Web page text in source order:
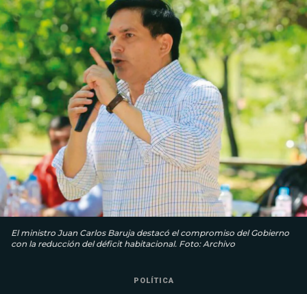
El ministro Juan Carlos Baruja destacó el compromiso del Gobierno
con la reducción del déficit habitacional. Foto: Archivo
POLÍTICA